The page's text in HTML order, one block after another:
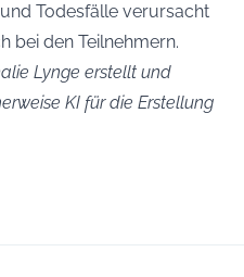
Todesfälle verursacht
bei den Teilnehmern.
Lynge erstellt und
KI für die Erstellung